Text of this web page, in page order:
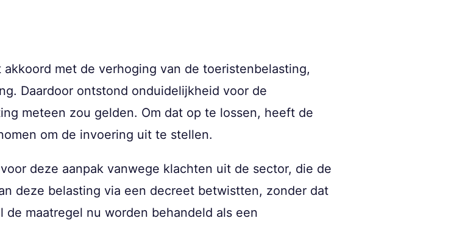
met de verhoging van de toeristenbelasting,
Daardoor ontstond onduidelijkheid voor de
meteen zou gelden. Om dat op te lossen, heeft de
om de invoering uit te stellen.
deze aanpak vanwege klachten uit de sector, die de
deze belasting via een decreet betwistten, zonder dat
maatregel nu worden behandeld als een